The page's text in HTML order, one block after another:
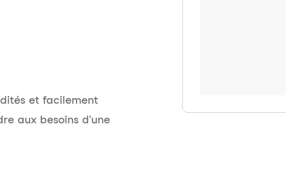
et facilement
aux besoins d'une